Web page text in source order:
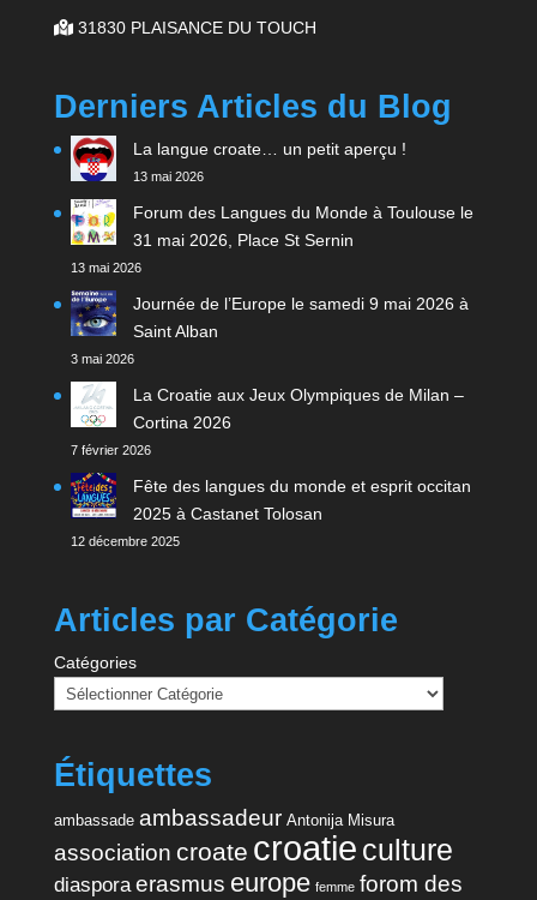
31830 PLAISANCE DU TOUCH
Derniers Articles du Blog
La langue croate… un petit aperçu !
13 mai 2026
Forum des Langues du Monde à Toulouse le
31 mai 2026, Place St Sernin
13 mai 2026
Journée de l’Europe le samedi 9 mai 2026 à
Saint Alban
3 mai 2026
La Croatie aux Jeux Olympiques de Milan –
Cortina 2026
7 février 2026
Fête des langues du monde et esprit occitan
2025 à Castanet Tolosan
12 décembre 2025
Articles par Catégorie
Catégories
Étiquettes
ambassade ambassadeur Antonija Misura
association croate croatie culture
diaspora erasmus europe femme forom des